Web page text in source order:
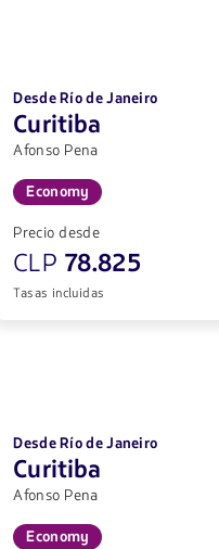
Desde Río de Janeiro
Curitiba
Afonso Pena
Economy
Precio desde
CLP 78.825
Tasas incluidas
Desde Río de Janeiro
Curitiba
Afonso Pena
Economy